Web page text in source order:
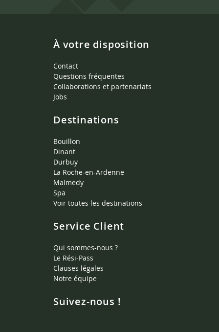
À votre disposition
Contact
Questions fréquentes
Collaborations et partenariats
Jobs
Destinations
Bouillon
Dinant
Durbuy
La Roche-en-Ardenne
Malmedy
Spa
Voir toutes les destinations
Service Client
Qui sommes-nous ?
Le Rési-Pass
Clauses légales
Notre équipe
Suivez-nous !